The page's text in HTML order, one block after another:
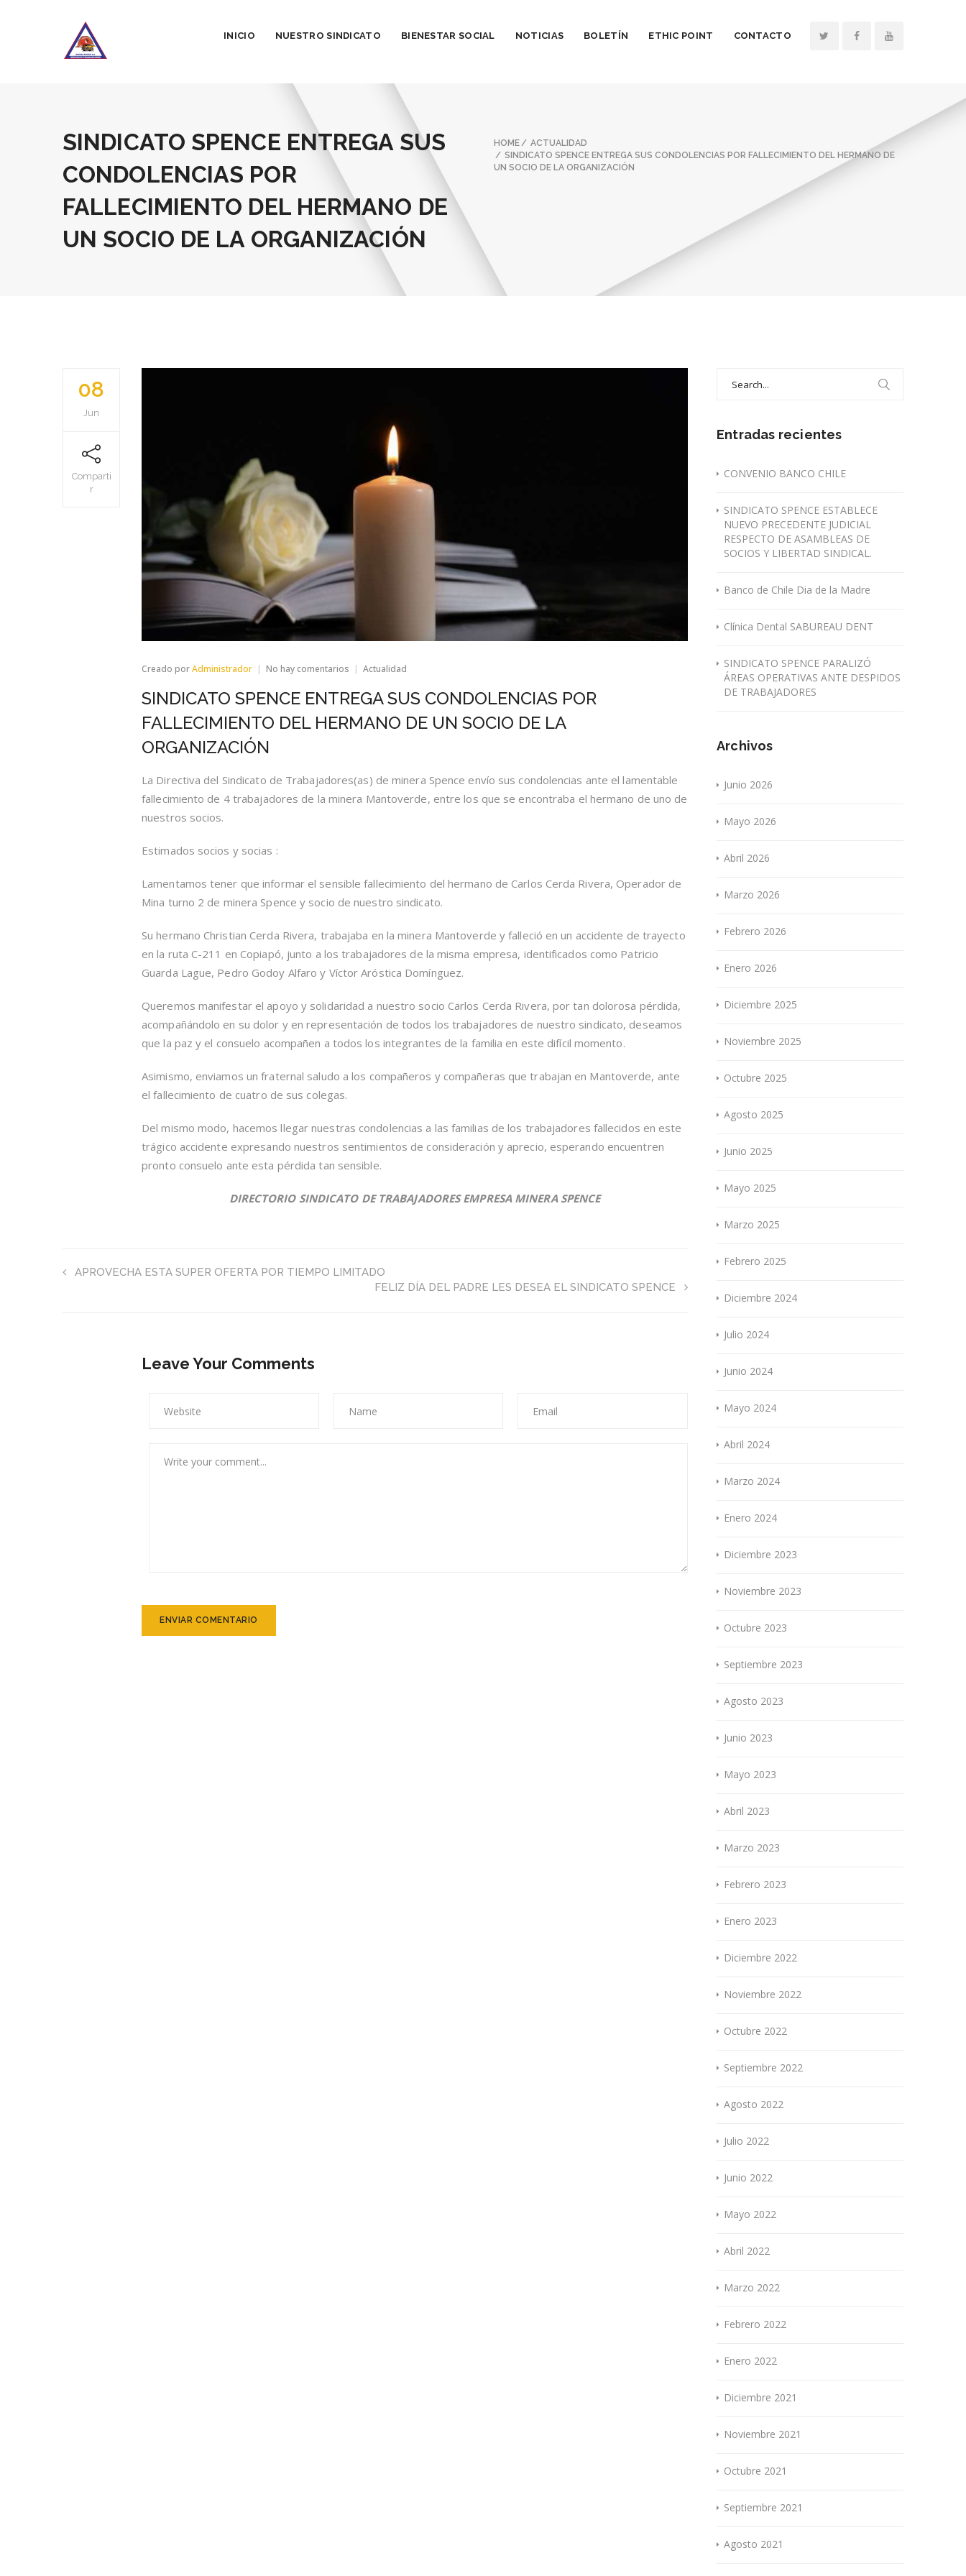
INICIO NUESTRO SINDICATO BIENESTAR SOCIAL NOTICIAS BOLETÍN ETHIC POINT CONTACTO
SINDICATO SPENCE ENTREGA SUS
CONDOLENCIAS POR
FALLECIMIENTO DEL HERMANO DE
UN SOCIO DE LA ORGANIZACIÓN
HOME
ACTUALIDAD
SINDICATO SPENCE ENTREGA SUS CONDOLENCIAS POR FALLECIMIENTO DEL HERMANO DE
UN SOCIO DE LA ORGANIZACIÓN
08
Jun
Comparti
r
Creado porAdministrador No hay comentarios en
SPENCE
ENTREGA
SUS
CONDOLENCIAS
HERMANO
DE
UN
Actualidad
SINDICATO SPENCE ENTREGA SUS CONDOLENCIAS POR
FALLECIMIENTO DEL HERMANO DE UN SOCIO DE LA
ORGANIZACIÓN
La Directiva del Sindicato de Trabajadores(as) de minera Spence envío sus condolencias ante el lamentable
fallecimiento de 4 trabajadores de la minera Mantoverde, entre los que se encontraba el hermano de uno de
nuestros socios.
Estimados socios y socias :
Lamentamos tener que informar el sensible fallecimiento del hermano de Carlos Cerda Rivera, Operador de
Mina turno 2 de minera Spence y socio de nuestro sindicato.
Su hermano Christian Cerda Rivera, trabajaba en la minera Mantoverde y falleció en un accidente de trayecto
en la ruta C-211 en Copiapó, junto a los trabajadores de la misma empresa, identificados como Patricio
Guarda Lague, Pedro Godoy Alfaro y Víctor Aróstica Domínguez.
Queremos manifestar el apoyo y solidaridad a nuestro socio Carlos Cerda Rivera, por tan dolorosa pérdida,
acompañándolo en su dolor y en representación de todos los trabajadores de nuestro sindicato, deseamos
que la paz y el consuelo acompañen a todos los integrantes de la familia en este difícil momento.
Asimismo, enviamos un fraternal saludo a los compañeros y compañeras que trabajan en Mantoverde, ante
el fallecimiento de cuatro de sus colegas.
Del mismo modo, hacemos llegar nuestras condolencias a las familias de los trabajadores fallecidos en este
trágico accidente expresando nuestros sentimientos de consideración y aprecio, esperando encuentren
pronto consuelo ante esta pérdida tan sensible.
DIRECTORIO SINDICATO DE TRABAJADORES EMPRESA MINERA SPENCE
APROVECHA ESTA SUPER OFERTA POR TIEMPO LIMITADO
FELIZ DÍA DEL PADRE LES DESEA EL SINDICATO SPENCE
Leave Your Comments
Entradas recientes
CONVENIO BANCO CHILE
SINDICATO SPENCE ESTABLECE
NUEVO PRECEDENTE JUDICIAL
RESPECTO DE ASAMBLEAS DE
SOCIOS Y LIBERTAD SINDICAL.
Banco de Chile Dia de la Madre
Clínica Dental SABUREAU DENT
SINDICATO SPENCE PARALIZÓ
ÁREAS OPERATIVAS ANTE DESPIDOS
DE TRABAJADORES
Archivos
Junio 2026
Mayo 2026
Abril 2026
Marzo 2026
Febrero 2026
Enero 2026
Diciembre 2025
Noviembre 2025
Octubre 2025
Agosto 2025
Junio 2025
Mayo 2025
Marzo 2025
Febrero 2025
Diciembre 2024
Julio 2024
Junio 2024
Mayo 2024
Abril 2024
Marzo 2024
Enero 2024
Diciembre 2023
Noviembre 2023
Octubre 2023
Septiembre 2023
Agosto 2023
Junio 2023
Mayo 2023
Abril 2023
Marzo 2023
Febrero 2023
Enero 2023
Diciembre 2022
Noviembre 2022
Octubre 2022
Septiembre 2022
Agosto 2022
Julio 2022
Junio 2022
Mayo 2022
Abril 2022
Marzo 2022
Febrero 2022
Enero 2022
Diciembre 2021
Noviembre 2021
Octubre 2021
Septiembre 2021
Agosto 2021